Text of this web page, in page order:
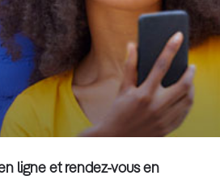
ligne et rendez-vous en